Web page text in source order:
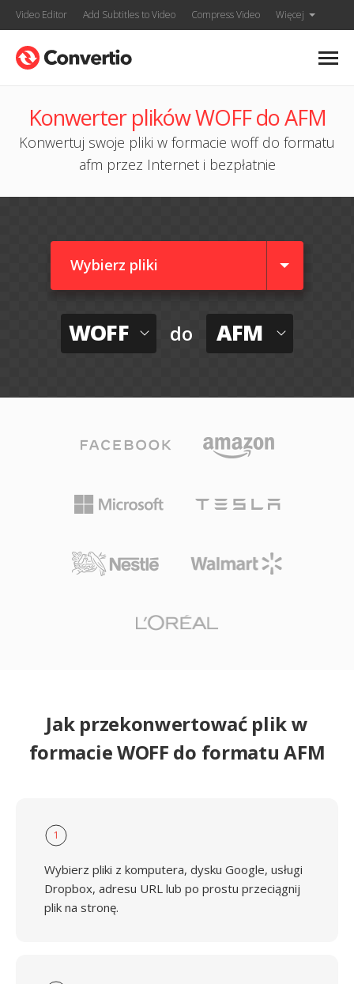
Video Editor Add Subtitles to Video Compress Video Więcej
Konwerter plików WOFF do AFM
Konwertuj swoje pliki w formacie woff do formatu
afm przez Internet i bezpłatnie
Wybierz pliki
WOFF do AFM
Jak przekonwertować plik w
formacie WOFF do formatu AFM
1
Wybierz pliki z komputera, dysku Google, usługi
Dropbox, adresu URL lub po prostu przeciągnij
plik na stronę.